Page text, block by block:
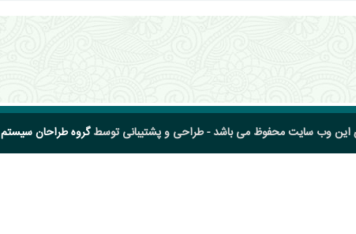
این وب سایت محفوظ می باشد - طراحی و پشتیبانی توسطگروه طراحان سیستم